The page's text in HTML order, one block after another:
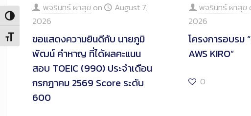
Toggle High Contrast
Toggle Font size
พจรินทร์ ผาสุข on
August 7,
2026
ขอแสดงความยินดีกับ นายภูมิ
พัฒน์ คำหาญ ที่ได้ผลคะแนน
สอบ TOEIC (990) ประจำเดือน
กรกฎาคม 2569 Score ระดับ
600
พจรินทร์ ผาสุข
2026
โครงการอบรม
AWS KIRO”
0